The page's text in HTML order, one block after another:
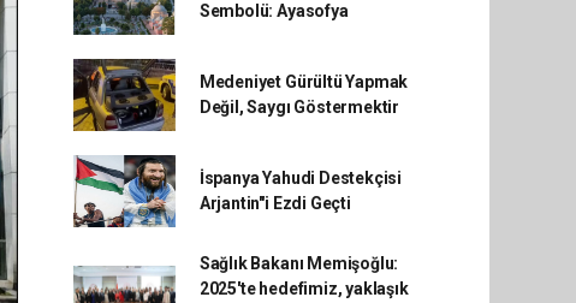
Sembolü: Ayasofya
Medeniyet Gürültü Yapmak
Değil, Saygı Göstermektir
İspanya Yahudi Destekçisi
Arjantin"i Ezdi Geçti
Sağlık Bakanı Memişoğlu:
2025'te hedefimiz, yaklaşık